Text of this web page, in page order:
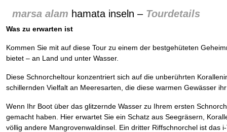
marsa alam hamata inseln – Tourdetails
Was zu erwarten ist
Kommen Sie mit auf diese Tour zu einem der bestgehüteten
bietet – an Land und unter Wasser.
Diese Schnorcheltour konzentriert sich auf die unberührten
schillernden Vielfalt an Meeresarten, die diese warmen Gewässer
Wenn Ihr Boot über das glitzernde Wasser zu Ihrem ersten
gemacht haben. Hier erwartet Sie ein Schatz aus Seegräsern,
völlig andere Mangrovenwaldinsel. Ein dritter Riffschnorchel ist das